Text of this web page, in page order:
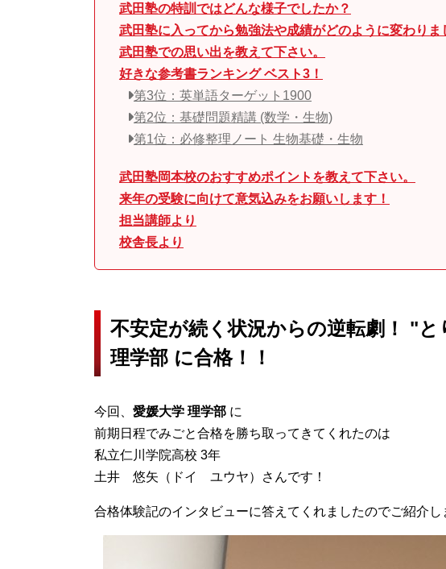
武田塾の特訓ではどんな様子でしたか？
武田塾に入ってから勉強法や成績がどのように変わりま
武田塾での思い出を教えて下さい。
好きな参考書ランキング ベスト3！
第3位：英単語ターゲット1900
第2位：基礎問題精講 (数学・生物)
第1位：必修整理ノート 生物基礎・生物
武田塾岡本校のおすすめポイントを教えて下さい。
来年の受験に向けて意気込みをお願いします！
担当講師より
校舎長より
不安定が続く状況からの逆転劇！ "
理学部 に合格！！
今回、 愛媛大学 理学部 に
前期日程でみごと合格を勝ち取ってきてくれたのは
私立仁川学院高校 3年
土井 悠矢（ドイ ユウヤ）さんです！
合格体験記のインタビューに答えてくれましたのでご紹介し